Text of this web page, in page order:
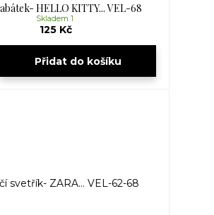
HELLO KITTY... VEL-68
125 Kč
Skladem 1
Přidat do košíku